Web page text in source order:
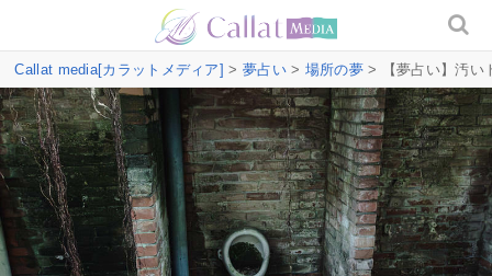
Callat media[カラットメディア] > 夢占い> 場所の夢> 【夢占い】汚い